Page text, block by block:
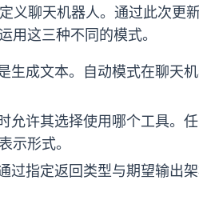
聊天机器人。通过此次更
用这三种不同的模式。
成文本。自动模式在聊天
许其选择使用哪个工具。
示形式。
指定返回类型与期望输出